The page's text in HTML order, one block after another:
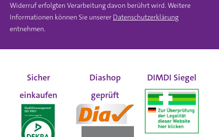
Widerruf erfolgten Verarbeitung davon berührt wird. Weitere
Informationen können Sie unserer Datenschutzerklärung
entnehmen.
Sicher
einkaufen
Diashop
geprüft
DIMDI Siegel